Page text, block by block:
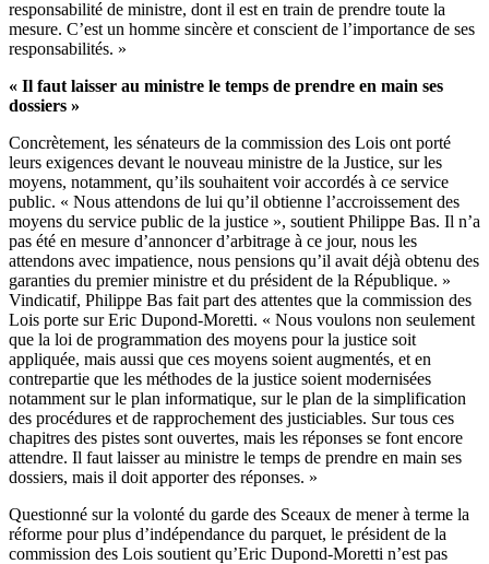
responsabilité de ministre, dont il est en train de prendre toute la
mesure. C’est un homme sincère et conscient de l’importance de ses
responsabilités. »
« Il faut laisser au ministre le temps de prendre en main ses
dossiers »
Concrètement, les sénateurs de la commission des Lois ont porté
leurs exigences devant le nouveau ministre de la Justice, sur les
moyens, notamment, qu’ils souhaitent voir accordés à ce service
public. « Nous attendons de lui qu’il obtienne l’accroissement des
moyens du service public de la justice », soutient Philippe Bas. Il n’a
pas été en mesure d’annoncer d’arbitrage à ce jour, nous les
attendons avec impatience, nous pensions qu’il avait déjà obtenu des
garanties du premier ministre et du président de la République. »
Vindicatif, Philippe Bas fait part des attentes que la commission des
Lois porte sur Eric Dupond-Moretti. « Nous voulons non seulement
que la loi de programmation des moyens pour la justice soit
appliquée, mais aussi que ces moyens soient augmentés, et en
contrepartie que les méthodes de la justice soient modernisées
notamment sur le plan informatique, sur le plan de la simplification
des procédures et de rapprochement des justiciables. Sur tous ces
chapitres des pistes sont ouvertes, mais les réponses se font encore
attendre. Il faut laisser au ministre le temps de prendre en main ses
dossiers, mais il doit apporter des réponses. »
Questionné sur la volonté du garde des Sceaux de mener à terme la
réforme pour plus d’indépendance du parquet, le président de la
commission des Lois soutient qu’Eric Dupond-Moretti n’est pas